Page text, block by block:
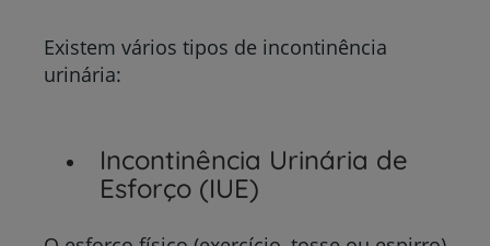
Existem vários tipos de incontinência
urinária:
Incontinência Urinária de
Esforço (IUE)